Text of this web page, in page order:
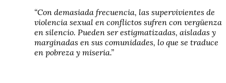
“Con demasiada frecuencia, las supervivientes de
violencia sexual en conflictos sufren con vergüenza
en silencio. Pueden ser estigmatizadas, aisladas y
marginadas en sus comunidades, lo que se traduce
en pobreza y miseria.”